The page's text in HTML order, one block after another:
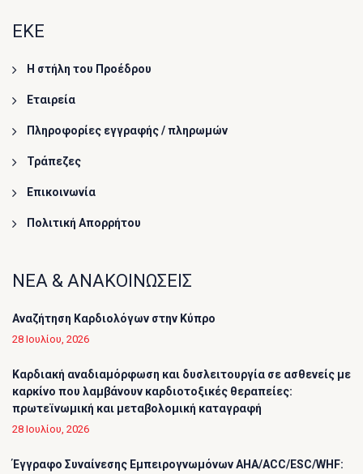
ΕΚΕ
Η στήλη του Προέδρου
Εταιρεία
Πληροφορίες εγγραφής / πληρωμών
Τράπεζες
Επικοινωνία
Πολιτική Απορρήτου
ΝΕΑ & ΑΝΑΚΟΙΝΩΣΕΙΣ
Αναζήτηση Καρδιολόγων στην Κύπρο
28 Ιουλίου, 2026
Καρδιακή αναδιαμόρφωση και δυσλειτουργία σε ασθενείς με
καρκίνο που λαμβάνουν καρδιοτοξικές θεραπείες:
πρωτεϊνωμική και μεταβολομική καταγραφή
28 Ιουλίου, 2026
Έγγραφο Συναίνεσης Εμπειρογνωμόνων AHA/ACC/ESC/WHF: